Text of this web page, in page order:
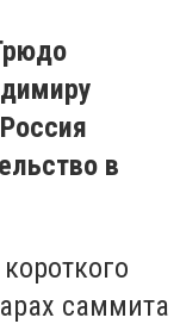
в
саммита